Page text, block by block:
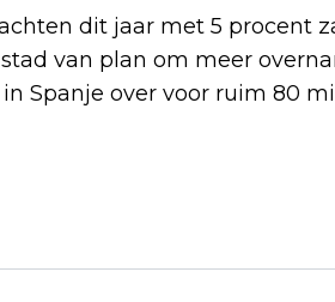
dit jaar met 5 procent
van plan om meer
Spanje over voor ruim 80
MEER DUIDELIJKHEID